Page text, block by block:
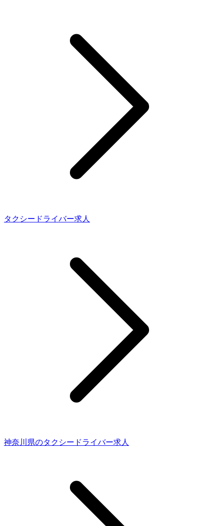
タクシードライバー求人
神奈川県のタクシードライバー求人